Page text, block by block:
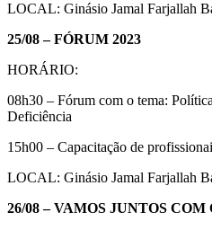
LOCAL: Ginásio Jamal Farjallah
25/08 – FÓRUM 2023
HORÁRIO:
08h30 – Fórum com o tema:
Deficiência
15h00 – Capacitação de
LOCAL: Ginásio Jamal Farjallah
26/08 – VAMOS JUNTOS